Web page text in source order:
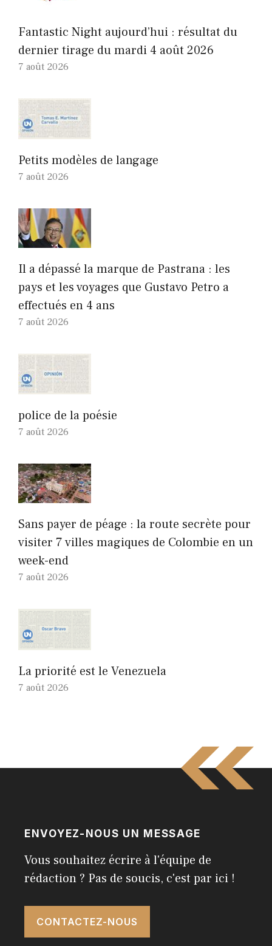
Fantastic Night aujourd’hui : résultat du
dernier tirage du mardi 4 août 2026
7 août 2026
Petits modèles de langage
7 août 2026
Il a dépassé la marque de Pastrana : les
pays et les voyages que Gustavo Petro a
effectués en 4 ans
7 août 2026
police de la poésie
7 août 2026
Sans payer de péage : la route secrète pour
visiter 7 villes magiques de Colombie en un
week-end
7 août 2026
La priorité est le Venezuela
7 août 2026
ENVOYEZ-NOUS UN MESSAGE
Vous souhaitez écrire à l'équipe de
rédaction ? Pas de soucis, c'est par ici !
CONTACTEZ-NOUS